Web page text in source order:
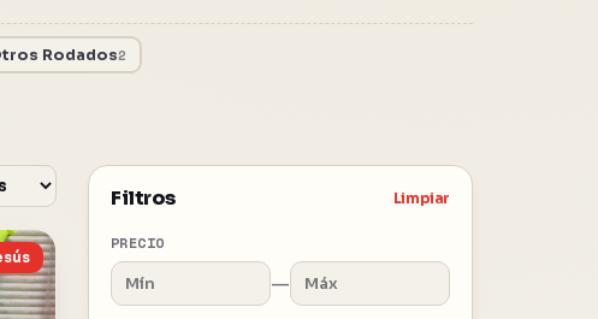
Rodados2
Filtros Limpiar
PRECIO
—